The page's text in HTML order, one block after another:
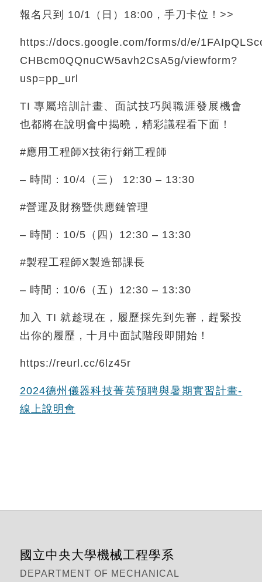
報名只到 10/1（日）18:00，手刀卡位！>>
https://docs.google.com/forms/d/e/
CHBcm0QQnuCW5avh2CsA5g/viewform?
usp=pp_url
TI 專屬培訓計畫、面試技巧與職涯發展機會
也都將在說明會中揭曉，精彩議程看下面！
#應用工程師X技術行銷工程師
– 時間：10/4（三） 12:30 – 13:30
#營運及財務暨供應鏈管理
– 時間：10/5（四）12:30 – 13:30
#製程工程師X製造部課長
– 時間：10/6（五）12:30 – 13:30
加入 TI 就趁現在，履歷採先到先審，趕緊投
出你的履歷，十月中面試階段即開始！
https://reurl.cc/6lz45r
2024德州儀器科技菁英預聘與暑期實習計畫-
線上說明會
國立中央大學機械工程學系
DEPARTMENT OF MECHANICAL